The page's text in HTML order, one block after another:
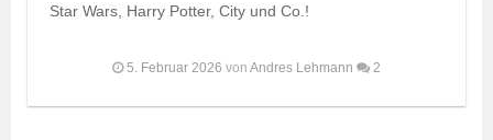
Star Wars, Harry Potter, City und Co.!
5. Februar 2026 von Andres Lehmann 2